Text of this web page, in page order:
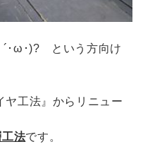
･ω･)? という方向け
ヤ工法』からリニュー
法です。